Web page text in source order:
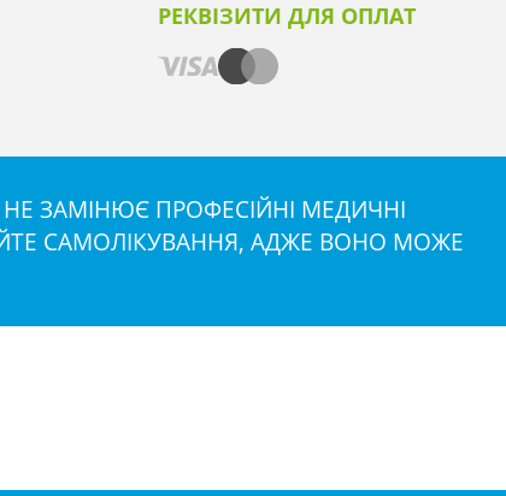
РЕКВІЗИТИ ДЛЯ ОПЛАТ
ЗАМІНЮЄ ПРОФЕСІЙНІ МЕДИЧНІ
САМОЛІКУВАННЯ, АДЖЕ ВОНО МОЖЕ